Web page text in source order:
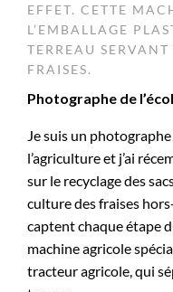
EFFET. CETTE
L’EMBALLAGE
TERREAU
FRAISES.
Photographe de
Je suis un
l’agriculture et j’ai
sur le recyclage des
culture des fraises
captent chaque étape
machine agricole
tracteur agricole, qui